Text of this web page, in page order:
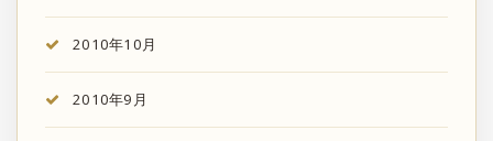
2010年10月
2010年9月